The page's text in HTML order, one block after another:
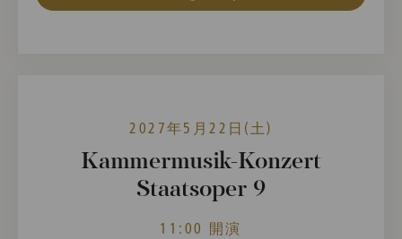
2027年5月22日(土)
Kammermusik-Konzert
Staatsoper 9
11:00 開演